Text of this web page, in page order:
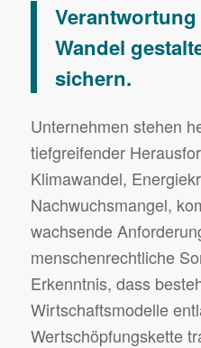
Wandel
sichern.
Unternehmen stehen
tiefgreifender
Klimawandel,
Nachwuchsmangel,
wachsende
menschenrechtliche
Erkenntnis, dass
Wirtschaftsmodelle
Wertschöpfungskette